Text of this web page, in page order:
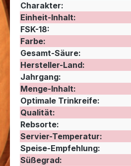
Charakter:
Einheit-Inhalt:
FSK-18:
Farbe:
Gesamt-Säure:
Hersteller-Land:
Jahrgang:
Menge-Inhalt:
Optimale Trinkreife:
Qualität:
Rebsorte:
Servier-Temperatur:
Speise-Empfehlung:
Süßegrad: